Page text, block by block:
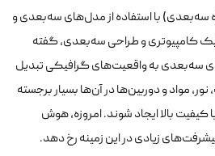
سه‌بعدی) با استفاده از مدل‌های سه‌بعدی و
کامپیوتری و طراحی سه‌بعدی، گفته
سه‌بعدی به واقعیت‌های گرافیکی تبدیل
مواد و دوربین‌ها در آن‌ها بسیار برجسته
کیفیت بالا ایجاد شوند. امروزه، هوش
زیادی در این زمینه رخ دهد.